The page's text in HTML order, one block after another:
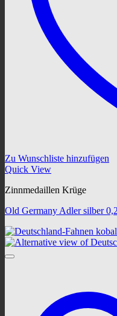
Zu Wunschliste hinzufügen
Quick View
Zinnmedaillen Krüge
Old Germany Adler silber